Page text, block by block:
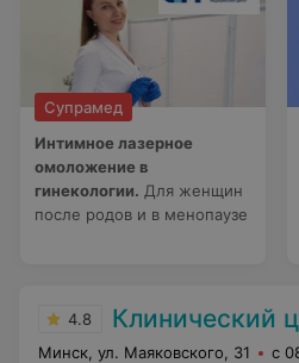
Супрамед
Интимное лазерное
омоложение в
гинекологии. Для женщин
после родов и в менопаузе
4.8 Клинический центр
Минск, ул. Маяковского, 31 с